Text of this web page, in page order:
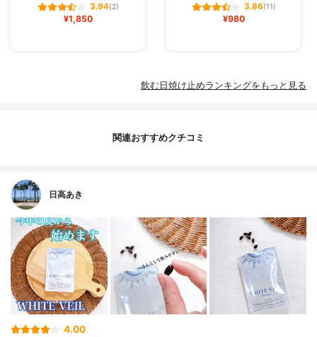
3.94(2)
¥1,850
3.86(11)
¥980
飲む日焼け止めランキングをもっと見る
関連おすすめクチコミ
日高あき
4.00